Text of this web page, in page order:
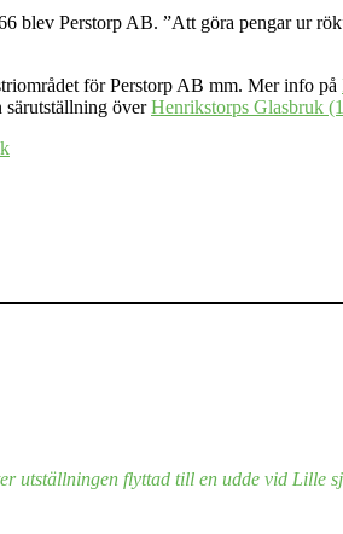
blev Perstorp AB. ”Att göra pengar ur
för Perstorp AB mm. Mer info på
särutställning överHenrikstorps Glasbruk
utställningen flyttad till en udde vid Lille